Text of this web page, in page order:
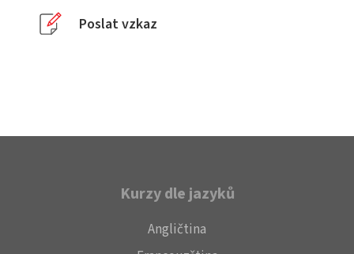
Poslat vzkaz
Kurzy dle jazyků
Angličtina